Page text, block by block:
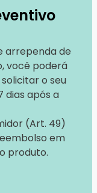
arrependa de
você poderá
o seu
dias após a
(Art. 49)
em
produto.